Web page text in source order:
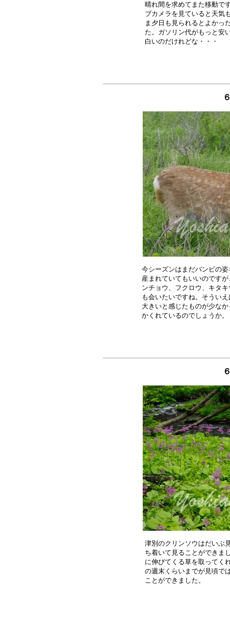
晴れ間を求めてまた移動で
ブカメラを見ていると天気
ま夕日も見られるとよかっ
た。ガソリン代がもっと安
今シーズンはまだバンビの
産まれていてもいいのです
ンチョウ、フクロウ、キタ
も会いたいですね。そうい
大きいと感じたものが少な
津別のクリンソウはだいぶ
ち着いて見ることができま
に伸びてくる草を取ってく
の週末くらいまでが見頃で